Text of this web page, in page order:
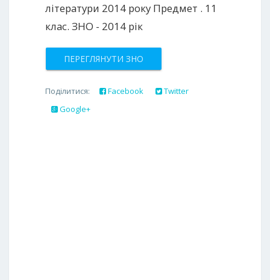
літератури 2014 року Предмет . 11
клас. ЗНО - 2014 рік
ПЕРЕГЛЯНУТИ ЗНО
Поділитися: Facebook
Twitter
Google+